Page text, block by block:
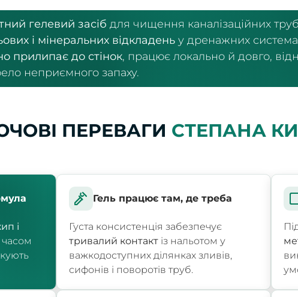
гелевий засіб для чищення каналізаційних
і мінеральних відкладень у дренажних
прилипає до стінок, працює локально й довго,
неприємного запаху.
ПЕРЕВАГИ СТЕПАНА
і
часом
Гель працює там, де треба
Густа консистенція забезпечує
тривалий контакт із нальотом у
важкодоступних ділянках зливів,
сифонів і поворотів труб.